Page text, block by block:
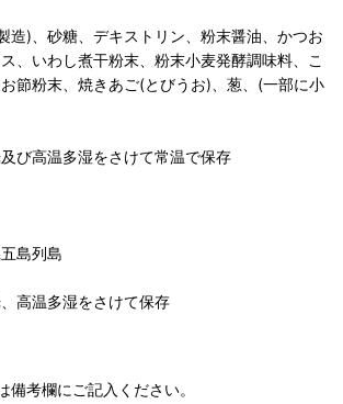
造)、砂糖、デキストリン、粉末醤油、かつお
、いわし煮干粉末、粉末小麦発酵調味料、こ
節粉末、焼きあご(とびうお)、葱、(一部に小
び高温多湿をさけて常温で保存
島列島
高温多湿をさけて保存
考欄にご記入ください。